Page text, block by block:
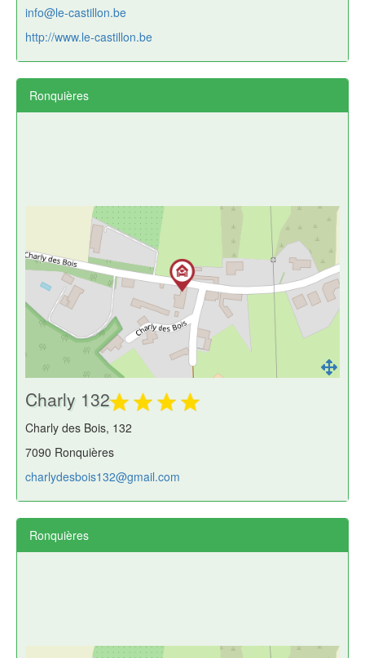
info@le-castillon.be
http://www.le-castillon.be
Ronquières
Charly 132
Charly des Bois, 132
7090 Ronquières
charlydesbois132@gmail.com
Ronquières